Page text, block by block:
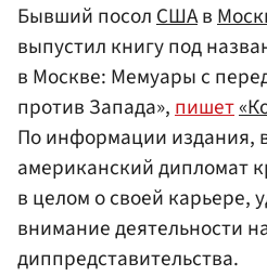
Бывший посолСШАв
выпустил книгу под
в Москве: Мемуары с
против Запада»,пишет
По информации издания,
американский дипломат
в целом о своей карьере,
внимание деятельности
диппредставительства.